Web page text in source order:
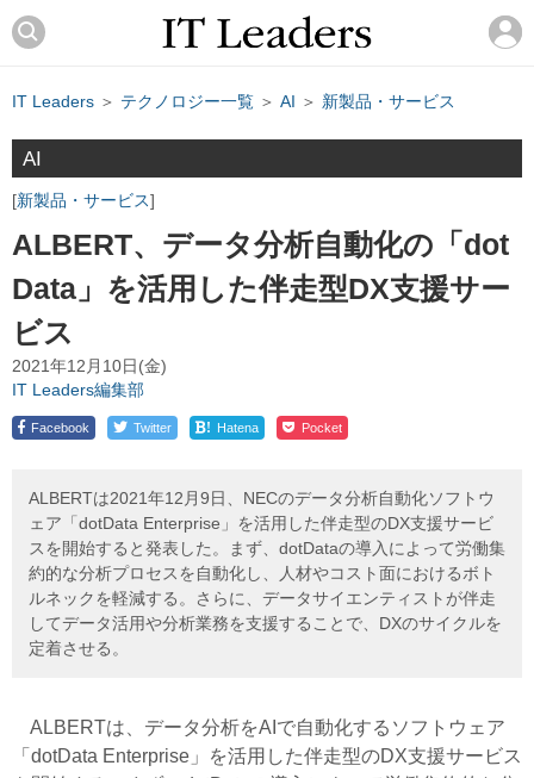
IT Leaders ＞ テクノロジー一覧 ＞ AI ＞ 新製品・サービス
AI
新製品・サービス
ALBERT、データ分析自動化の「dot
Data」を活用した伴走型DX支援サー
ビス
2021年12月10日(金)
IT Leaders編集部
Facebook Twitter ! Hatena Pocket
ALBERTは2021年12月9日、NECのデータ分析自動化ソフトウ
ェア「dotData Enterprise」を活用した伴走型のDX支援サービ
スを開始すると発表した。まず、dotDataの導入によって労働集
約的な分析プロセスを自動化し、人材やコスト面におけるボト
ルネックを軽減する。さらに、データサイエンティストが伴走
してデータ活用や分析業務を支援することで、DXのサイクルを
定着させる。
ALBERTは、データ分析をAIで自動化するソフトウェア
「dotData Enterprise」を活用した伴走型のDX支援サービス